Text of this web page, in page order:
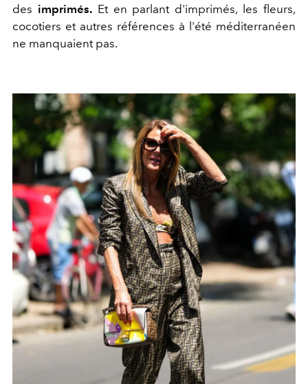
des imprimés.Et en parlant d'imprimés, les fleurs,
cocotiers et autres références à l'été méditerranéen
ne manquaient pas.